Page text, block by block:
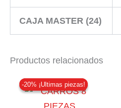
CAJA MASTER (24)
Productos relacionados
-20% ¡Ultimas piezas!
-20% ¡Ultimas piezas!